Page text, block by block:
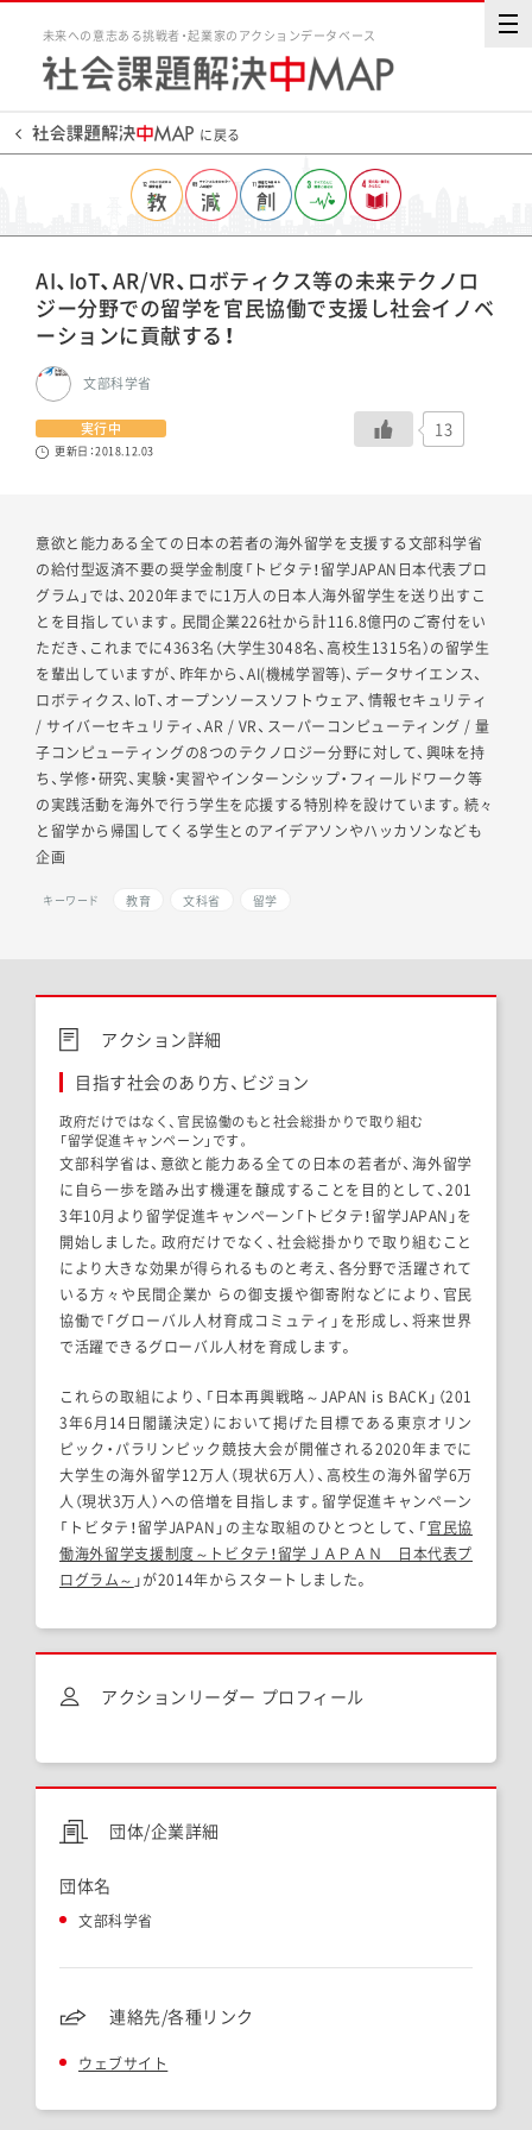
未来への意志ある挑戦者・起業家のアクションデータベース
に戻る
AI、IoT、AR/VR、ロボティクス等の未来テクノロ
ジー分野での留学を官民協働で支援し社会イノベ
ーションに貢献する！
文部科学省
実行中
更新日：2018.12.03
13
意欲と能力ある全ての日本の若者の海外留学を支援する文部科学省
の給付型返済不要の奨学金制度「トビタテ！留学JAPAN日本代表プロ
グラム」では、2020年までに1万人の日本人海外留学生を送り出すこ
とを目指しています。民間企業226社から計116.8億円のご寄付をい
ただき、これまでに4363名（大学生3048名、高校生1315名）の留学生
を輩出していますが、昨年から、AI(機械学習等)、データサイエンス、
ロボティクス、IoT、オープンソースソフトウェア、情報セキュリティ
/ サイバーセキュリティ、AR / VR、スーパーコンピューティング / 量
子コンピューティングの8つのテクノロジー分野に対して、興味を持
ち、学修・研究、実験・実習やインターンシップ・フィールドワーク等
の実践活動を海外で行う学生を応援する特別枠を設けています。続々
と留学から帰国してくる学生とのアイデアソンやハッカソンなども
企画
キーワード 教育 文科省 留学
アクション詳細
目指す社会のあり方、ビジョン
政府だけではなく、官民協働のもと社会総掛かりで取り組む
「留学促進キャンペーン」です。
文部科学省は、意欲と能力ある全ての日本の若者が、海外留学
に自ら一歩を踏み出す機運を醸成することを目的として、201
3年10月より留学促進キャンペーン「トビタテ！留学JAPAN」を
開始しました。政府だけでなく、社会総掛かりで取り組むこと
により大きな効果が得られるものと考え、各分野で活躍されて
いる方々や民間企業か らの御支援や御寄附などにより、官民
協働で「グローバル人材育成コミュティ」を形成し、将来世界
で活躍できるグローバル人材を育成します。
これらの取組により、「日本再興戦略～JAPAN is BACK」（201
3年6月14日閣議決定）において掲げた目標である東京オリン
ピック・パラリンピック競技大会が開催される2020年までに
大学生の海外留学12万人（現状6万人）、高校生の海外留学6万
人（現状3万人）への倍増を目指します。留学促進キャンペーン
「トビタテ！留学JAPAN」の主な取組のひとつとして、「官民協
働海外留学支援制度～トビタテ！留学ＪＡＰＡＮ 日本代表プ
ログラム～ 」が2014年からスタートしました。
アクションリーダー プロフィール
団体/企業詳細
団体名
文部科学省
連絡先/各種リンク
ウェブサイト